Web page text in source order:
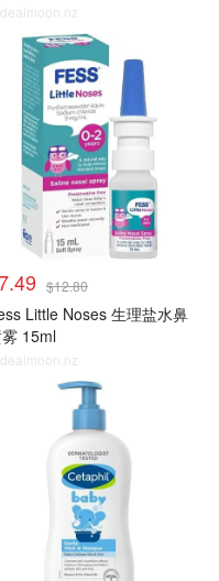
$12.80
Little Noses 生理盐水鼻
15ml